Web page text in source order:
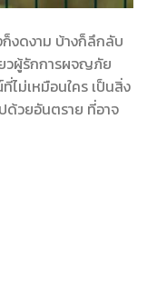
ก็งดงาม บ้างก็ลึกลับ
วผู้รักการผจญภัย
ม่เหมือนใคร เป็นสิ่ง
ด้วยอันตราย ที่อาจ